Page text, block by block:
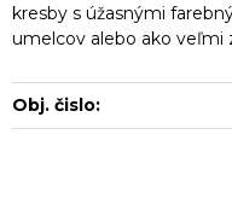
kresby s úžasnými
umelcov alebo ako veľmi
Obj. čislo: